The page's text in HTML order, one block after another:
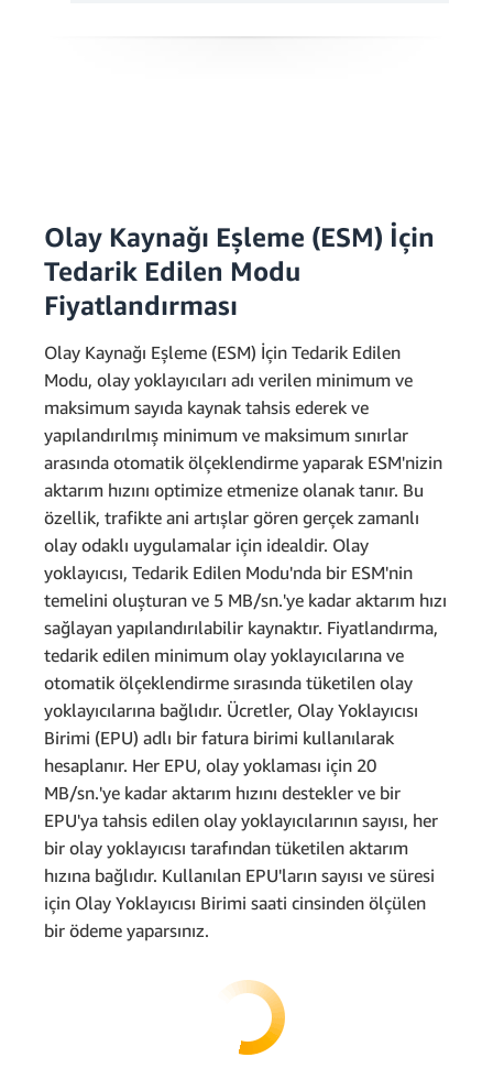
Toplam ücret = 18 USD +
0,40 USD + 0,73 USD +
0,83 USD = 19,96 USD
2,68
milyon GB-sn. * 0,0000015046
USD = 4,03 USD
10,4 USD
USD + 10,4 USD = 14,43 USD
Aylık toplam ücret
Aylık işlem ücretleri
1.850.000 * 0,0000166667
USD = 30,83 USD
Aylık istek ücreti
* 0,2 USD/milyon = 0,40
Olay Kaynağı Eşleme (ESM) İçin
Tedarik Edilen Modu
Fiyatlandırması
Olay Kaynağı Eşleme (ESM) İçin Tedarik Edilen
Modu, olay yoklayıcıları adı verilen minimum ve
maksimum sayıda kaynak tahsis ederek ve
yapılandırılmış minimum ve maksimum sınırlar
arasında otomatik ölçeklendirme yaparak ESM'nizin
aktarım hızını optimize etmenize olanak tanır. Bu
özellik, trafikte ani artışlar gören gerçek zamanlı
olay odaklı uygulamalar için idealdir. Olay
yoklayıcısı, Tedarik Edilen Modu'nda bir ESM'nin
temelini oluşturan ve 5 MB/sn.'ye kadar aktarım hızı
sağlayan yapılandırılabilir kaynaktır. Fiyatlandırma,
tedarik edilen minimum olay yoklayıcılarına ve
otomatik ölçeklendirme sırasında tüketilen olay
yoklayıcılarına bağlıdır. Ücretler, Olay Yoklayıcısı
Birimi (EPU) adlı bir fatura birimi kullanılarak
hesaplanır. Her EPU, olay yoklaması için 20
MB/sn.'ye kadar aktarım hızını destekler ve bir
EPU'ya tahsis edilen olay yoklayıcılarının sayısı, her
bir olay yoklayıcısı tarafından tüketilen aktarım
hızına bağlıdır. Kullanılan EPU'ların sayısı ve süresi
için Olay Yoklayıcısı Birimi saati cinsinden ölçülen
bir ödeme yaparsınız.